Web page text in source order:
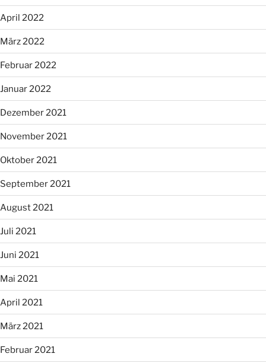
April 2022
März 2022
Februar 2022
Januar 2022
Dezember 2021
November 2021
Oktober 2021
September 2021
August 2021
Juli 2021
Juni 2021
Mai 2021
April 2021
März 2021
Februar 2021